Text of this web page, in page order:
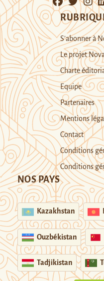
S’abonner à
Le projet
Charte
Equipe
Partenaires
Mentions
Contact
Conditions
Conditions
NOS PAYS
Kazakhstan
Ouzbékistan
Tadjikistan